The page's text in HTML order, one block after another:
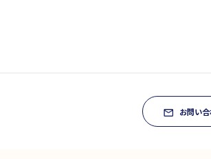
お問い